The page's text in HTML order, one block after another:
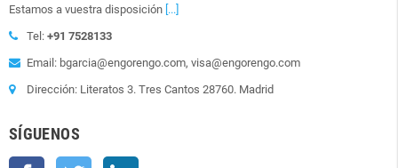
Estamos a vuestra disposición [...]
Tel: +91 7528133
Email: bgarcia@engorengo.com, visa@engorengo.com
Dirección: Literatos 3. Tres Cantos 28760. Madrid
SÍGUENOS
Facebook Twitter